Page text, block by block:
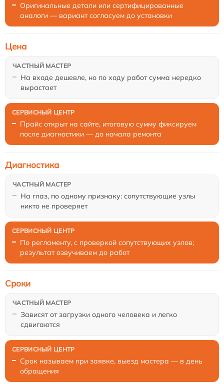
Оригинальные детали или сертифицированные
аналоги — вариант согласуем до установки
На входе дешевле, но по ходу работ сумма нередко
вырастает
Цена
Прайс открыт на сайте, итоговую сумму фиксируем
после диагностики — до начала ремонта
На глаз, по одному признаку: сопутствующие узлы
никто не проверяет
Диагностика
По регламенту, с проверкой сопутствующих узлов;
результат озвучиваем до работ
Зависят от загрузки одного человека и легко
сдвигаются
Сроки
Срок называем при заявке, выезд мастера — в день
обращения